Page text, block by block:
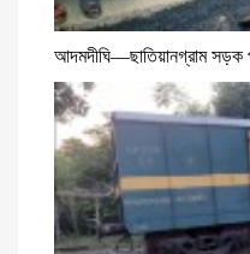
আদমদীঘি—ছাতিয়ানগ্রাম সড়ক